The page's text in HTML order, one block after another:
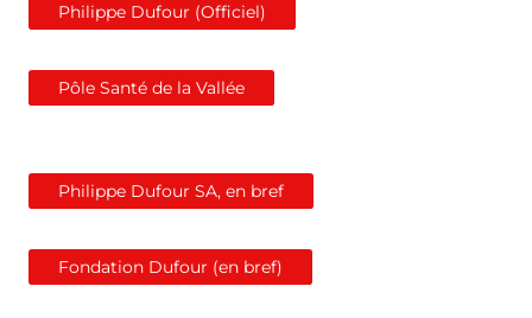
Philippe Dufour (Officiel)
Pôle Santé de la Vallée
Philippe Dufour SA, en bref
Fondation Dufour (en bref)